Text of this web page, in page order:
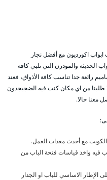
ابواب اكورديون مع أفضل نجار
الحديثة والمودرن التي تلبي كافة
رائعة جدا تناسب كافة الأذواق، فعند
طلبنا من اي مكان كنت فيه الضجيجدون
معنا حالا.
الكويت مع أحدث معدات العمل.
فيه واخذ قياسات فتحة الباب من
الإطار الاساسي للباب او الجدار